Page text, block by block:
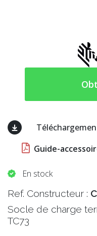
Guide-
En stock
Ref. Constructeur :
Socle de charge
TC73